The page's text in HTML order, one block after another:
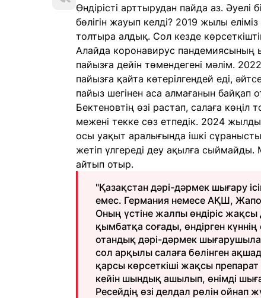
Өндірісті арттырудан пайда аз. Әуелі
бөлігін жауып келді? 2019 жылы
толтыра алдық. Сол кезде
Алайда коронавирус пандемиясының
пайызға дейін төмендегені мәлім.
пайызға қайта көтерілгендей еді,
пайыз шегінен аса алмағанын
Бектеновтің өзі растап, салаға
межені текке сөз етпедік. 2024
осы уақыт аралығында ішкі
жетіп үлгереді деу ақылға
айтып отыр.
"Қазақстан дәрі-дәрмек шығару
емес. Германия немесе АҚШ,
Оның үстіне жалпы өндіріс
қымбатқа соғады, өндірген
отандық дәрі-дәрмек
сол арқылы салаға бөлінген
қарсы көрсеткіші жақсы
кейін шындық ашылып, өнімді
Ресейдің өзі делдал рөлін ойнап